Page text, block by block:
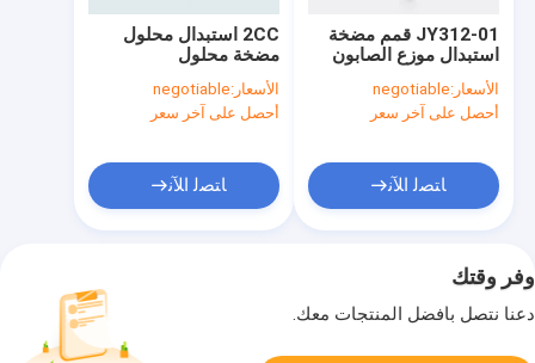
2CC استبدال محلول
مضخة محلول
الأسعار:negotiable
أحصل على آخر سعر
ﺎﺘﺼﻟ ﺍﻶﻧ
JY312-01 قمم مضخة
استبدال موزع الصابون
Up Lock
الأسعار:negotiable
أحصل على آخر سعر
ﺎﺘﺼﻟ ﺍﻶﻧ
وفر وقتك
دعنا نتصل بأفضل المنتجات معك.